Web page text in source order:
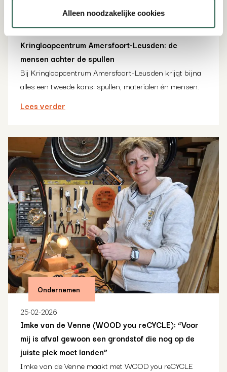
Alleen noodzakelijke cookies
Ondernemen
12-02-2026
Kringloopcentrum Amersfoort-Leusden: de
mensen achter de spullen
Bij Kringloopcentrum Amersfoort-Leusden krijgt bijna
alles een tweede kans: spullen, materialen én mensen.
Lees verder
Ondernemen
25-02-2026
Imke van de Venne (WOOD you reCYCLE): “Voor
mij is afval gewoon een grondstof die nog op de
juiste plek moet landen”
Imke van de Venne maakt met WOOD you reCYCLE